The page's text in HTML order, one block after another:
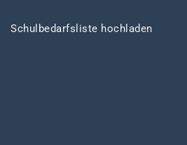
Schulbedarfsliste hochladen